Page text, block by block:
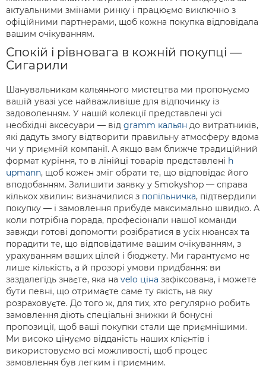
актуальними змінами ринку і працюємо виключно з
офіційними партнерами, щоб кожна покупка відповідала
вашим очікуванням.
Спокій і рівновага в кожній покупці —
Сигарили
Шанувальникам кальянного мистецтва ми пропонуємо
вашій увазі усе найважливіше для відпочинку із
задоволенням. У нашій колекції представлені усі
необхідні аксесуари — від gramm кальян до витратників,
які дадуть змогу відтворити правильну атмосферу вдома
чи у приємній компанії. А якщо вам ближче традиційний
формат куріння, то в лінійці товарів представлені h
upmann, щоб кожен зміг обрати те, що відповідає його
вподобанням. Залишити заявку у Smokyshop — справа
кількох хвилин: визначилися з попільничка, підтвердили
покупку — і замовлення прибуде максимально швидко. А
коли потрібна порада, професіонали нашої команди
завжди готові допомогти розібратися в усіх нюансах та
порадити те, що відповідатиме вашим очікуванням, з
урахуванням ваших цілей і бюджету. Ми гарантуємо не
лише кількість, а й прозорі умови придбання: ви
заздалегідь знаєте, яка на velo ціна зафіксована, і можете
бути певні, що отримаєте саме ту якість, на яку
розраховуєте. До того ж, для тих, хто регулярно робить
замовлення діють спеціальні знижки й бонусні
пропозиції, щоб ваші покупки стали ще приємнішими.
Ми високо цінуємо відданість наших клієнтів і
використовуємо всі можливості, щоб процес
замовлення був легким і приємним.